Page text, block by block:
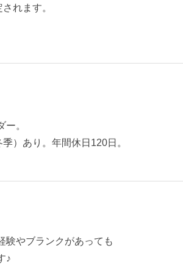
れます。
。
）あり。年間休日120日。
験やブランクがあっても
♪